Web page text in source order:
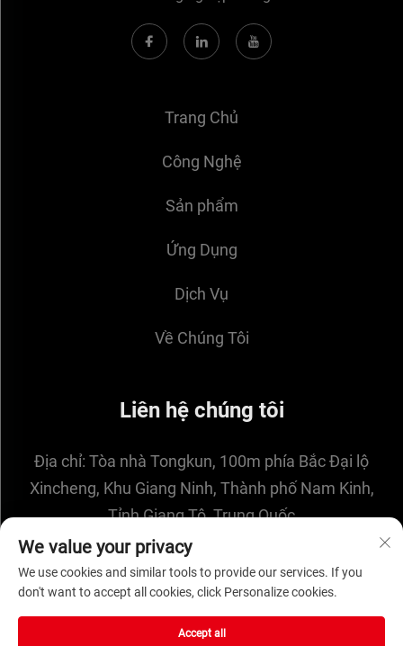
Trang Chủ
Công Nghệ
Sản phẩm
Ứng Dụng
Dịch Vụ
Về Chúng Tôi
Liên hệ chúng tôi
Địa chỉ: Tòa nhà Tongkun, 100m phía Bắc Đại lộ
Xincheng, Khu Giang Ninh, Thành phố Nam Kinh,
Tỉnh Giang Tô, Trung Quốc
Email: [email protected]
Bản quyền © 2025 bởi NANJING ENIGMA
We value your privacy
We use cookies and similar tools to provide our services. If you
don't want to accept all cookies, click Personalize cookies.
Accept all